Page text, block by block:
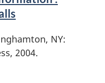
NY:
2004.